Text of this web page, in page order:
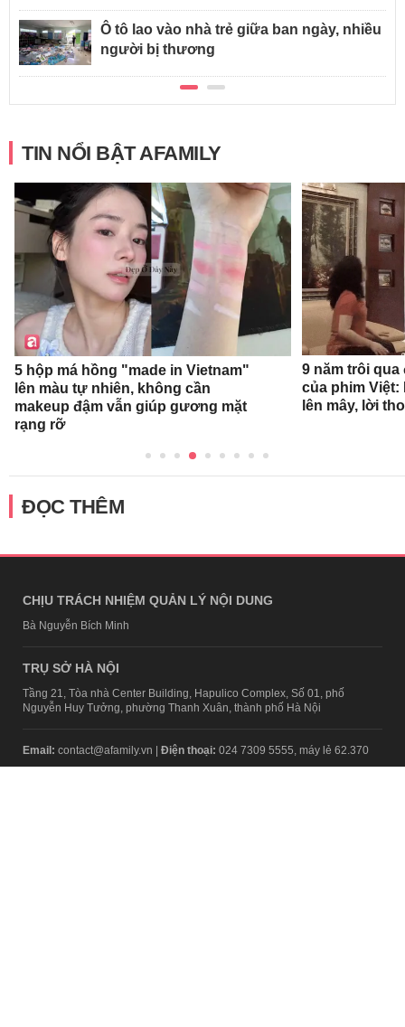
Ô tô lao vào nhà trẻ giữa ban ngày, nhiều
người bị thương
TIN NỔI BẬT AFAMILY
5 hộp má hồng "made in Vietnam"
lên màu tự nhiên, không cần
makeup đậm vẫn giúp gương mặt
rạng rỡ
9 năm trôi qua
của phim
lên mây, lời
ĐỌC THÊM
CHỊU TRÁCH NHIỆM QUẢN LÝ NỘI DUNG
Bà Nguyễn Bích Minh
TRỤ SỞ HÀ NỘI
Tầng 21, Tòa nhà Center Building, Hapulico Complex, Số 01, phố
Nguyễn Huy Tưởng, phường Thanh Xuân, thành phố Hà Nội
Email: contact@afamily.vn | Điện thoại: 024 7309 5555, máy lẻ 62.370